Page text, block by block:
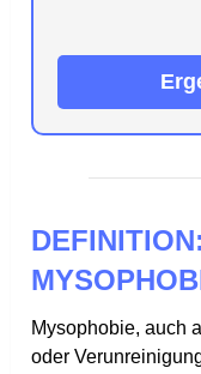
Mysophobie, auch
oder